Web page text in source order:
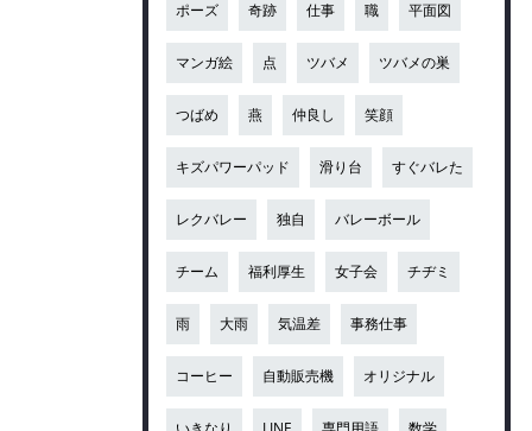
ポーズ 奇跡 仕事 職 平面図
マンガ絵 点 ツバメ ツバメの巣
つばめ 燕 仲良し 笑顔
キズパワーパッド 滑り台 すぐバレた
レクバレー 独自 バレーボール
チーム 福利厚生 女子会 チヂミ
雨 大雨 気温差 事務仕事
コーヒー 自動販売機 オリジナル